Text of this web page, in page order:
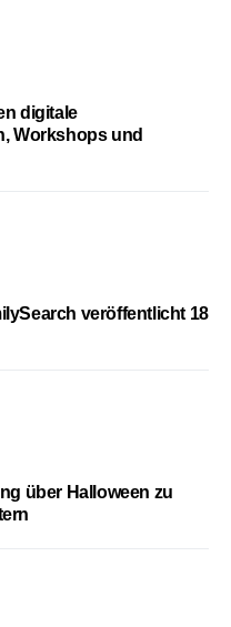
digitale
Workshops und
veröffentlicht 18
über Halloween zu